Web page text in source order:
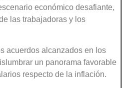
económico desafiante,
las trabajadoras y los
acuerdos alcanzados en los
un panorama favorable
respecto de la inflación.